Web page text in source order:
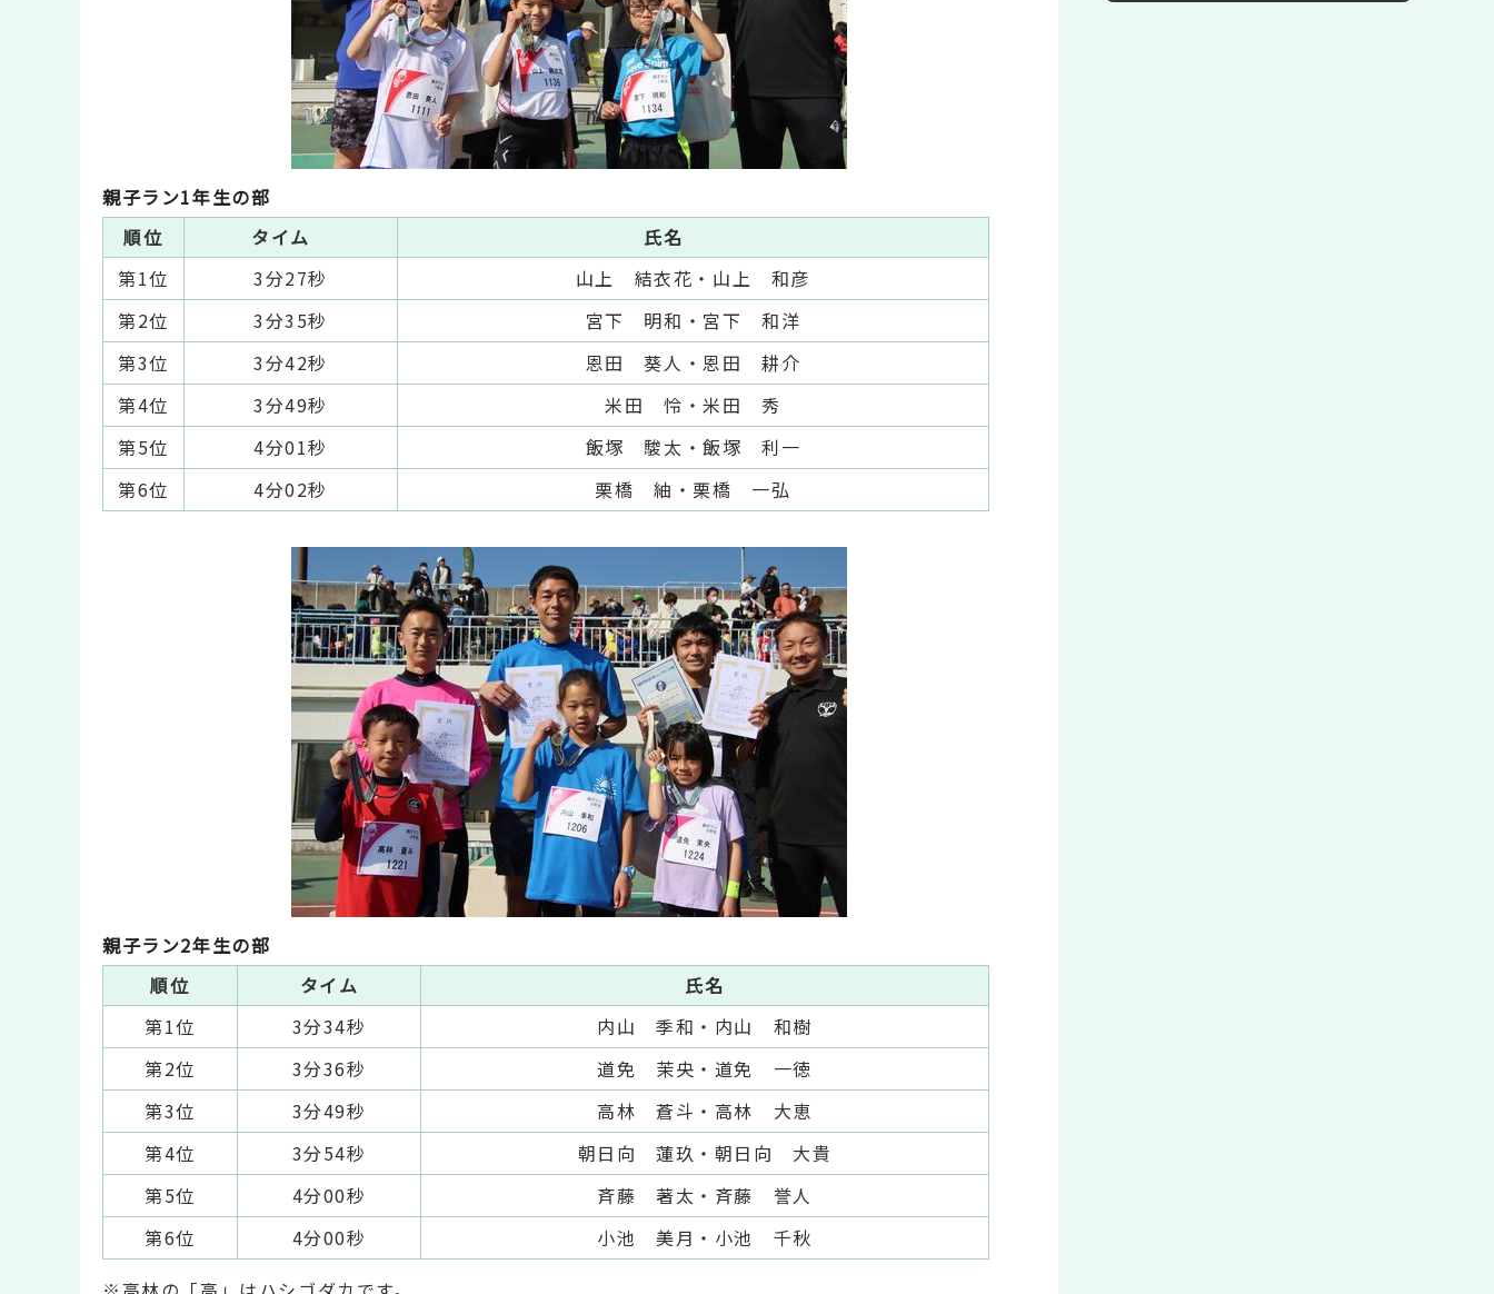
親子ラン1年生の部
順位
タイム
氏名
第1位
3分27秒
山上 結衣花・山上 和彦
第2位
3分35秒
宮下 明和・宮下 和洋
第3位
3分42秒
恩田 葵人・恩田 耕介
第4位
3分49秒
米田 怜・米田 秀
第5位
4分01秒
飯塚 駿太・飯塚 利一
第6位
4分02秒 栗橋 紬・栗橋 一弘
親子ラン2年生の部
順位
タイム
氏名
第1位
3分34秒
内山 季和・内山 和樹
第2位
3分36秒
道免 茉央・道免 一徳
第3位
3分49秒
高林 蒼斗・高林 大恵
第4位
3分54秒
朝日向 蓮玖・朝日向 大貴
第5位
4分00秒
斉藤 著太・斉藤 誉人
第6位
4分00秒
小池 美月・小池 千秋